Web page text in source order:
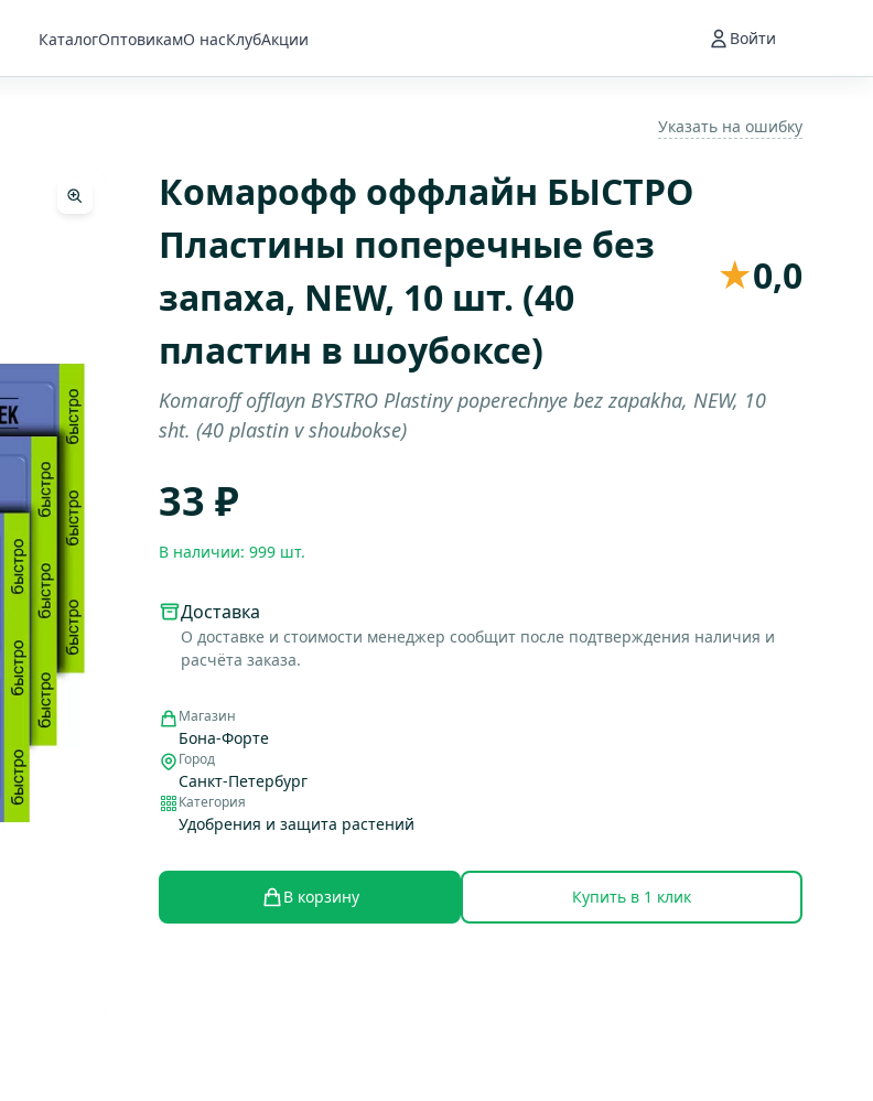
КаталогОптовикамО насКлубАкции Войти
Указать на ошибку
Комарофф оффлайн БЫСТРО
Пластины поперечные без
запаха, NEW, 10 шт. (40
пластин в шоубоксе)
★0,0
Komaroff offlayn BYSTRO Plastiny poperechnye bez zapakha, NEW, 10
sht. (40 plastin v shoubokse)
33 ₽
В наличии: 999 шт.
Доставка
О доставке и стоимости менеджер сообщит после подтверждения наличия и
расчёта заказа.
Магазин
Бона-Форте
Город
Санкт-Петербург
Категория
Удобрения и защита растений
В корзину Купить в 1 клик